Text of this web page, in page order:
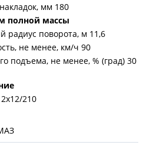
мм 180
полной массы
радиус поворота, м 11,6
не менее, км/ч 90
подъема, не менее, % (град) 30
210